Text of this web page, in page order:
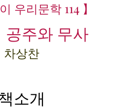
우리문학 114 】
공주와 무사
차상찬
소개